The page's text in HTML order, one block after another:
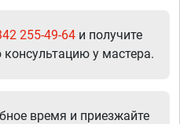
255-49-64 и получите
у мастера.
время и приезжайте